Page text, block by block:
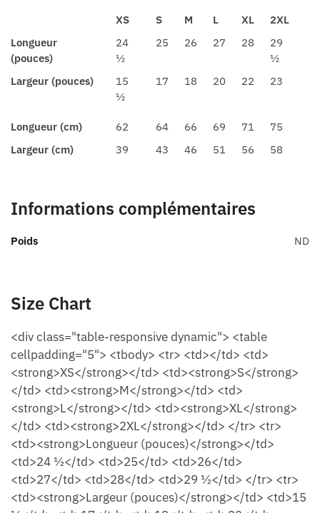
XS S M L XL
2XL
Longueur
(pouces)
24
½
25 26 27 28
29
½
Largeur (pouces)
15
½
17 18 20 22 23
Longueur (cm) 62 64 66 69 71
75
Largeur (cm)
39 43 46 51 56 58
Informations complémentaires
Poids ND
Size Chart
<div class="table-responsive dynamic"> <table
cellpadding="5"> <tbody> <tr> <td></td> <td>
<strong>XS</strong></td> <td><strong>S</strong>
</td> <td><strong>M</strong></td> <td>
<strong>L</strong></td> <td><strong>XL</strong>
</td> <td><strong>2XL</strong></td> </tr> <tr>
<td><strong>Longueur (pouces)</strong></td>
<td>24 ½</td> <td>25</td> <td>26</td>
<td>27</td> <td>28</td> <td>29 ½</td> </tr> <tr>
<td><strong>Largeur (pouces)</strong></td> <td>15